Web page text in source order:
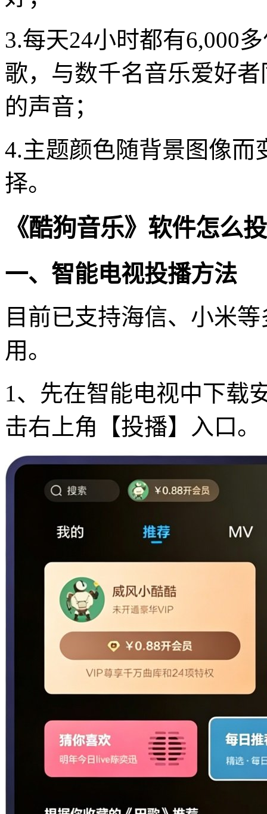
3.每天24小时都有6,000
歌，与数千名音乐爱好
的声音；
4.主题颜色随背景图像而
择。
《酷狗音乐》软件怎么
一、智能电视投播方法
目前已支持海信、小米
用。
1、先在智能电视中下载
击右上角【投播】入口。